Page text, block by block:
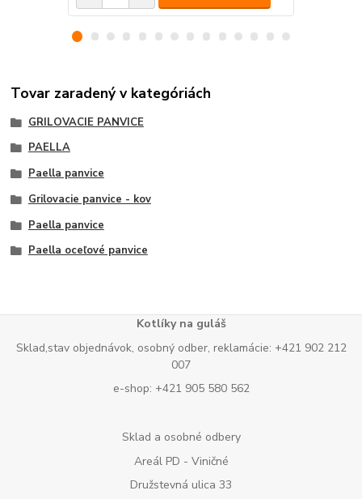
Tovar zaradený v kategóriách
GRILOVACIE PANVICE
PAELLA
Paella panvice
Grilovacie panvice - kov
Paella panvice
Paella oceľové panvice
Kotlíky na guláš
Sklad,stav objednávok, osobný odber, reklamácie: +421 902 212
007
e-shop: +421 905 580 562
Sklad a osobné odbery
Areál PD - Viničné
Družstevná ulica 33